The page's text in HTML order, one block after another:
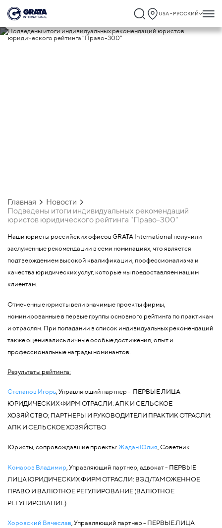
USA - РУССКИЙ
Главная
Новости
Подведены итоги индивидуальных рекомендаций
юристов юридического рейтинга "Право-300"
Наши юристы российских офисов GRATA International получили
заслуженные рекомендации в семи номинациях, что является
подтверждением высокой квалификации, профессионализма и
качества юридических услуг, которые мы предоставляем нашим
клиентам.
Отмеченные юристы вели значимые проекты фирмы,
номинированные в первые группы основного рейтинга по практикам
и отраслям. При попадании в список индивидуальных рекомендаций
также оценивались личные особые достижения, опыт и
профессиональные награды номинантов.
Результаты рейтинга:
Степанов Игорь , Управляющий партнер - ПЕРВЫЕ ЛИЦА
ЮРИДИЧЕСКИХ ФИРМ ОТРАСЛИ: АПК И СЕЛЬСКОЕ
ХОЗЯЙСТВО; ПАРТНЕРЫ И РУКОВОДИТЕЛИ ПРАКТИК ОТРАСЛИ:
АПК И СЕЛЬСКОЕ ХОЗЯЙСТВО
Юристы, сопровождавшие проекты:Жадан Юлия, Советник
Комаров Владимир , Управляющий партнер, адвокат - ПЕРВЫЕ
ЛИЦА ЮРИДИЧЕСКИХ ФИРМ ОТРАСЛИ: ВЭД/ТАМОЖЕННОЕ
ПРАВО И ВАЛЮТНОЕ РЕГУЛИРОВАНИЕ (ВАЛЮТНОЕ
РЕГУЛИРОВАНИЕ)
Хоровский Вячеслав , Управляющий партнер - ПЕРВЫЕ ЛИЦА